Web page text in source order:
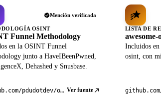
Mención verificada
OSINT
Funnel Methodology
en la OSINT Funnel
junto a HaveIBeenPwned,
Dehashed y Snusbase.
github.com/pdudotdev/ofm Ver fuente
LISTA DE
awesome-
Incluidos en
osint, con